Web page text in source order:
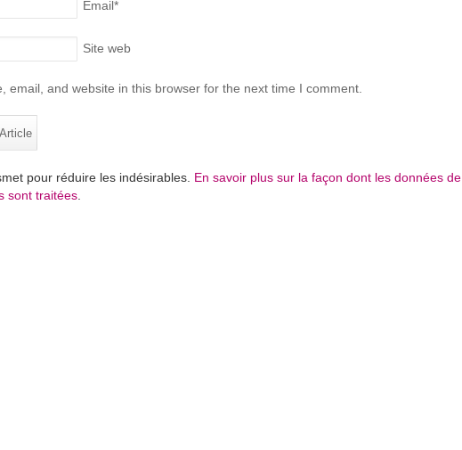
Email*
Site web
email, and website in this browser for the next time I comment.
pour réduire les indésirables. En savoir plus sur la façon dont les données de
sont traitées.